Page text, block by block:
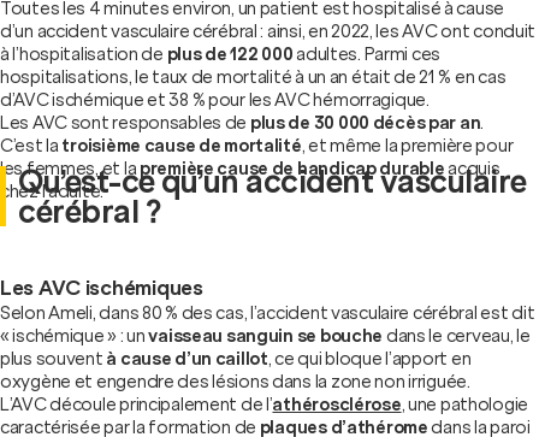
Toutes les 4 minutes environ, un patient est hospitalisé à cause
d’un accident vasculaire cérébral : ainsi, en 2022, les AVC ont conduit
à l’hospitalisation de plus de 122 000 adultes. Parmi ces
hospitalisations, le taux de mortalité à un an était de 21 % en cas
d’AVC ischémique et 38 % pour les AVC hémorragique.
Les AVC sont responsables de plus de 30 000 décès par an.
C’est latroisième cause de mortalité, et même la première pour
les femmes, et lapremière cause de handicap durable acquis
chez l’adulte.
Qu’est-ce qu’un accident vasculaire
cérébral ?
Les AVC ischémiques
Selon Ameli, dans 80 % des cas, l’accident vasculaire cérébral est dit
« ischémique » : unvaisseau sanguin se bouche dans le cerveau, le
plus souvent à cause d’un caillot, ce qui bloque l’apport en
oxygène et engendre des lésions dans la zone non irriguée.
L’AVC découle principalement de l’athérosclérose, une pathologie
caractérisée par la formation de plaques d’athéromedans la paroi